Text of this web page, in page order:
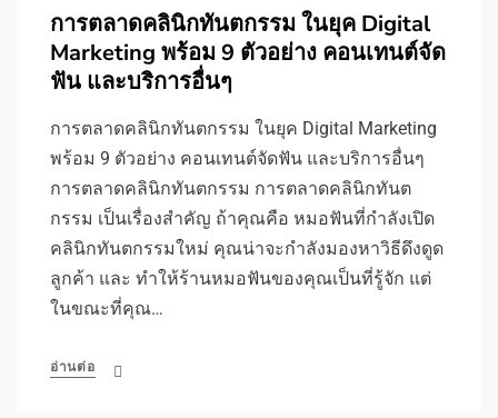
การตลาดคลินิกทันตกรรม ในยุค Digital
Marketing พร้อม 9 ตัวอย่าง คอนเทนต์จัด
ฟัน และบริการอื่นๆ
การตลาดคลินิกทันตกรรม ในยุค Digital Marketing
พร้อม 9 ตัวอย่าง คอนเทนต์จัดฟัน และบริการอื่นๆ
การตลาดคลินิกทันตกรรม การตลาดคลินิกทันต
กรรม เป็นเรื่องสำคัญ ถ้าคุณคือ หมอฟันที่กำลังเปิด
คลินิกทันตกรรมใหม่ คุณน่าจะกำลังมองหาวิธีดึงดูด
ลูกค้า และ ทำให้ร้านหมอฟันของคุณเป็นที่รู้จัก แต่
ในขณะที่คุณ…
อ่านต่อ